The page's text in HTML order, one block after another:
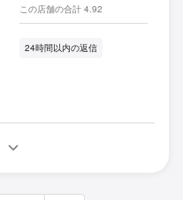
この店舗の合計 4.92
24時間以内の返信